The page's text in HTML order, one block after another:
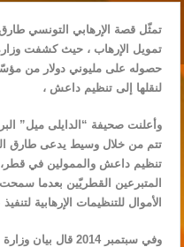
تمثّل قصة الإرهابي التونسي
حصوله على مليوني دولار من
لنقلها إلى تنظيم داعش ،
وأعلنت صحيفة “الدايلى ميل”
تتم من خلال وسيط يدعى طارق
تنظيم داعش والممولين في قطر،
المتبرعين القطريّين بعدما
الأموال للتنظيمات الإرهابية
وفي سبتمبر 2014